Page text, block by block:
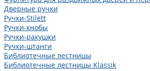
Дверные ручки
Ручки-Stilett
Ручки-кнобы
Ручки-ракушки
Ручки-штанги
Библиотечные лестницы
Библиотечные лестницы Klassik